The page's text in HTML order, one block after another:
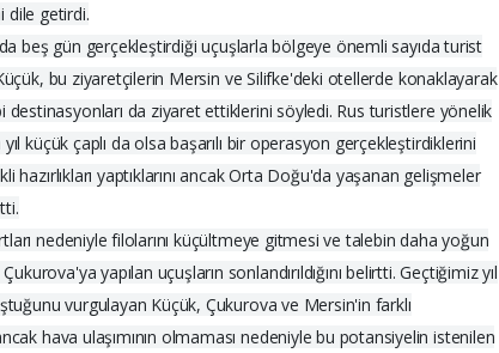
dile getirdi.
beş gün gerçekleştirdiği uçuşlarla bölgeye önemli sayıda turist
bu ziyaretçilerin Mersin ve Silifke'deki otellerde konaklayarak
destinasyonları da ziyaret ettiklerini söyledi. Rus turistlere yönelik
küçük çaplı da olsa başarılı bir operasyon gerçekleştirdiklerini
yaptıklarını ancak Orta Doğu'da yaşanan gelişmeler
nedeniyle filolarını küçültmeye gitmesi ve talebin daha yoğun
yapılan uçuşların sonlandırıldığını belirtti. Geçtiğimiz yıl
vurgulayan Küçük, Çukurova ve Mersin'in farklı
hava ulaşımının olmaması nedeniyle bu potansiyelin istenilen